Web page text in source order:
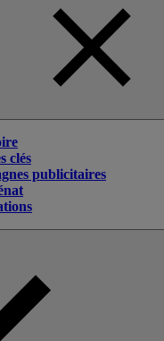
clés
publicitaires